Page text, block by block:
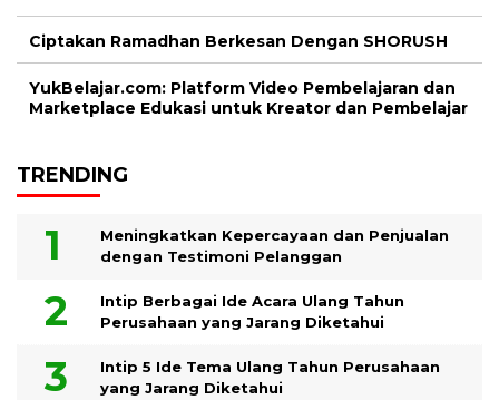
Ciptakan Ramadhan Berkesan Dengan SHORUSH
YukBelajar.com: Platform Video Pembelajaran dan
Marketplace Edukasi untuk Kreator dan Pembelajar
TRENDING
Meningkatkan Kepercayaan dan Penjualan
dengan Testimoni Pelanggan
Intip Berbagai Ide Acara Ulang Tahun
Perusahaan yang Jarang Diketahui
Intip 5 Ide Tema Ulang Tahun Perusahaan
yang Jarang Diketahui